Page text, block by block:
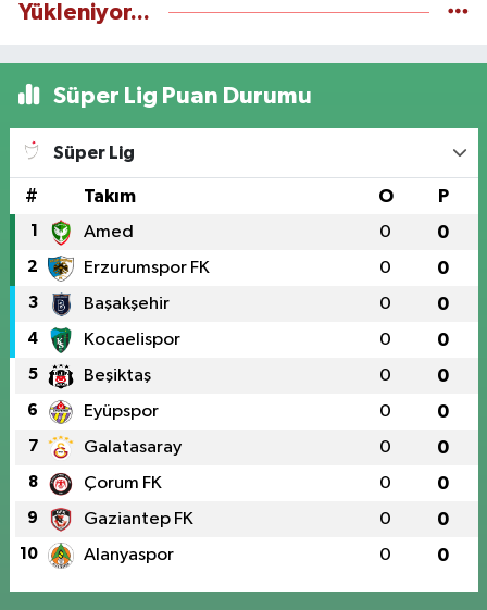
Yükleniyor...
Süper Lig Puan Durumu
Süper Lig
# Takım O P
1 Amed 0 0
2 Erzurumspor FK 0 0
3 Başakşehir 0 0
4 Kocaelispor 0 0
5 Beşiktaş 0 0
6 Eyüpspor 0 0
7 Galatasaray 0 0
8 Çorum FK 0 0
9 Gaziantep FK 0 0
10 Alanyaspor 0 0